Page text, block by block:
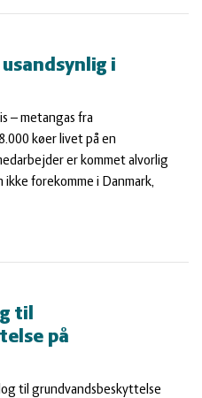
i
– metangas fra
køer livet på en
er kommet alvorlig
forekomme i Danmark,
til
på
til grundvandsbeskyttelse